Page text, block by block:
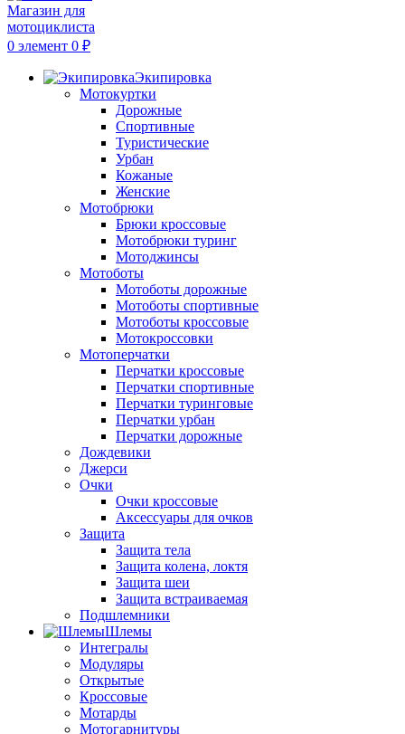
0 элемент 0 ₽
Экипировка
Мотокуртки
Дорожные
Спортивные
Туристические
Урбан
Кожаные
Женские
Мотобрюки
Брюки кроссовые
Мотобрюки туринг
Мотоджинсы
Мотоботы
Мотоботы дорожные
Мотоботы спортивные
Мотоботы кроссовые
Мотокроссовки
Мотоперчатки
Перчатки кроссовые
Перчатки спортивные
Перчатки туринговые
Перчатки урбан
Перчатки дорожные
Дождевики
Джерси
Очки
Очки кроссовые
Аксессуары для очков
Защита
Защита тела
Защита колена, локтя
Защита шеи
Защита встраиваемая
Подшлемники
Шлемы
Интегралы
Модуляры
Открытые
Кроссовые
Мотарды
Мотогарнитуры